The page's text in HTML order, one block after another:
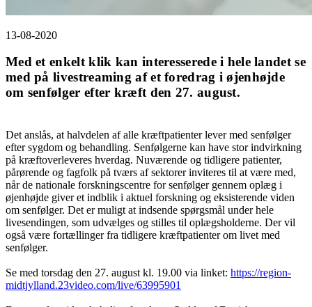
13-08-2020
Med et enkelt klik kan interesserede i hele landet se
med på livestreaming af et foredrag i øjenhøjde
om senfølger efter kræft den 27. august.
Det anslås, at halvdelen af alle kræftpatienter lever med senfølger
efter sygdom og behandling. Senfølgerne kan have stor indvirkning
på kræftoverleveres hverdag. Nuværende og tidligere patienter,
pårørende og fagfolk på tværs af sektorer inviteres til at være med,
når de nationale forskningscentre for senfølger gennem oplæg i
øjenhøjde giver et indblik i aktuel forskning og eksisterende viden
om senfølger. Det er muligt at indsende spørgsmål under hele
livesendingen, som udvælges og stilles til oplægsholderne. Der vil
også være fortællinger fra tidligere kræftpatienter om livet med
senfølger.
Se med torsdag den 27. august kl. 19.00 via linket: https://region-
midtjylland.23video.com/live/63995901